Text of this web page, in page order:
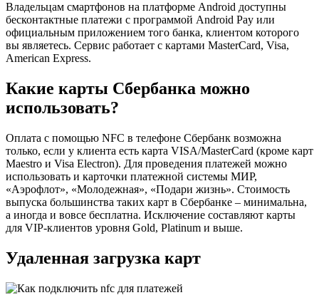
Владельцам смартфонов на платформе Android доступны
бесконтактные платежи с программой Android Pay или
официальным приложением того банка, клиентом которого
вы являетесь. Сервис работает с картами MasterCard, Visa,
American Express.
Какие карты Сбербанка можно
использовать?
Оплата с помощью NFC в телефоне Сбербанк возможна
только, если у клиента есть карта VISA/MasterCard (кроме карт
Maestro и Visa Electron). Для проведения платежей можно
использовать и карточки платежной системы МИР,
«Аэрофлот», «Молодежная», «Подари жизнь». Стоимость
выпуска большинства таких карт в Сбербанке – минимальна,
а иногда и вовсе бесплатна. Исключение составляют карты
для VIP-клиентов уровня Gold, Platinum и выше.
Удаленная загрузка карт